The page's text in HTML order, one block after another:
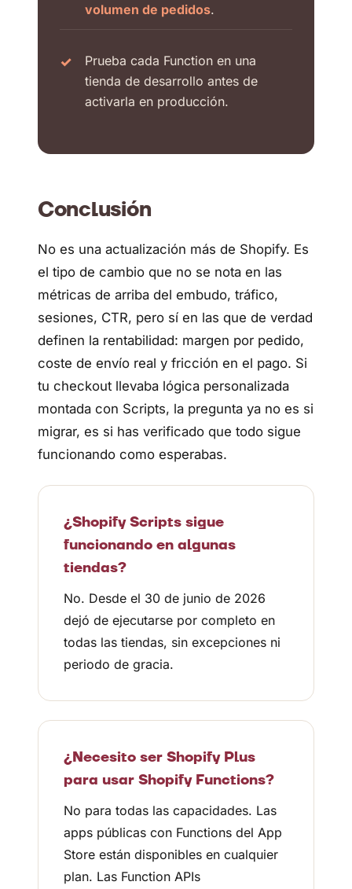
volumen de pedidos.
Prueba cada Function en una
tienda de desarrollo antes de
activarla en producción.
Conclusión
No es una actualización más de Shopify. Es
el tipo de cambio que no se nota en las
métricas de arriba del embudo, tráfico,
sesiones, CTR, pero sí en las que de verdad
definen la rentabilidad: margen por pedido,
coste de envío real y fricción en el pago. Si
tu checkout llevaba lógica personalizada
montada con Scripts, la pregunta ya no es si
migrar, es si has verificado que todo sigue
funcionando como esperabas.
¿Shopify Scripts sigue
funcionando en algunas
tiendas?
No. Desde el 30 de junio de 2026
dejó de ejecutarse por completo en
todas las tiendas, sin excepciones ni
periodo de gracia.
¿Necesito ser Shopify Plus
para usar Shopify Functions?
No para todas las capacidades. Las
apps públicas con Functions del App
Store están disponibles en cualquier
plan. Las Function APIs